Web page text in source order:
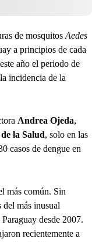
de mosquitos Aedes
a principios de cada
año el periodo de
incidencia de la
Andrea Ojeda,
la Salud, solo en las
casos de dengue en
más común. Sin
del más inusual
desde 2007.
recientemente a